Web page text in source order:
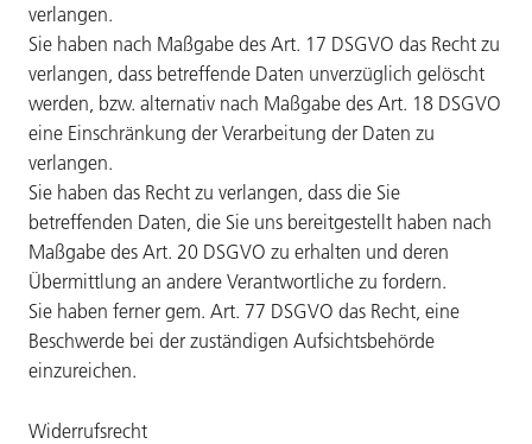
verlangen.
Sie haben nach Maßgabe des Art. 17 DSGVO das Recht zu
verlangen, dass betreffende Daten unverzüglich gelöscht
werden, bzw. alternativ nach Maßgabe des Art. 18 DSGVO
eine Einschränkung der Verarbeitung der Daten zu
verlangen.
Sie haben das Recht zu verlangen, dass die Sie
betreffenden Daten, die Sie uns bereitgestellt haben nach
Maßgabe des Art. 20 DSGVO zu erhalten und deren
Übermittlung an andere Verantwortliche zu fordern.
Sie haben ferner gem. Art. 77 DSGVO das Recht, eine
Beschwerde bei der zuständigen Aufsichtsbehörde
einzureichen.
Widerrufsrecht